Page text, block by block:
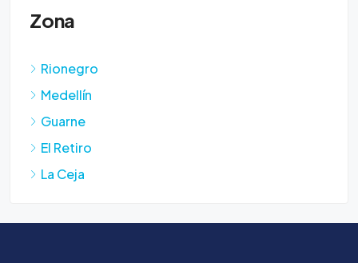
Zona
Rionegro
Medellín
Guarne
El Retiro
La Ceja